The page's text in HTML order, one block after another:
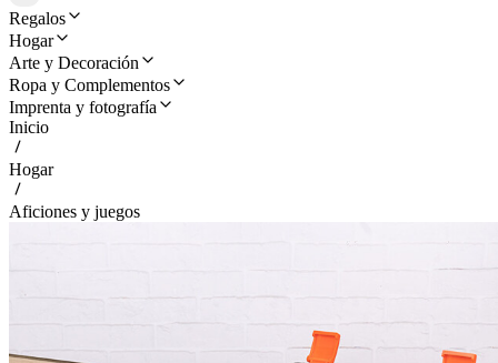
Regalos
Hogar
Arte y Decoración
Ropa y Complementos
Imprenta y fotografía
Inicio
Hogar
Aficiones y juegos